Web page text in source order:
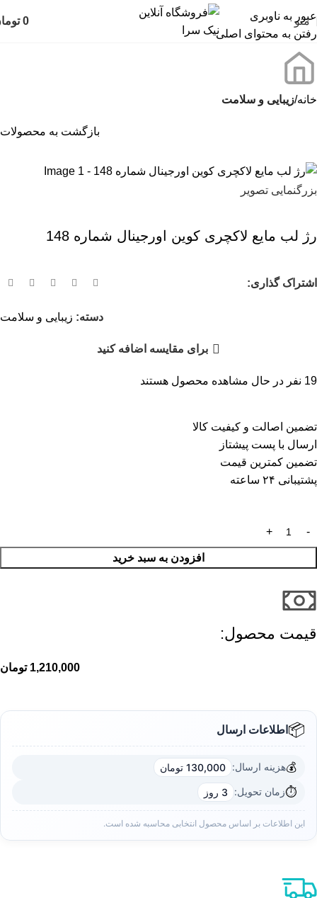
عبور به ناوبری
رفتن به محتوای اصلی
منو 0
خانه زیبایی و سلامت
بازگشت به محصولات
بزرگنمایی تصویر
رژ لب مایع لاکچری کوین اورجینال شماره 148
اشتراک گذاری:
دسته: زیبایی و سلامت
برای مقایسه اضافه کنید
19 نفر در حال مشاهده محصول هستند
تضمین اصالت و کیفیت کالا
ارسال با پست پیشتاز
تضمین کمترین قیمت
پشتیبانی ۲۴ ساعته
افزودن به سبد خرید
قیمت محصول:​
1,210,000 تومان
📦اطلاعات ارسال
💰هزینه ارسال: 130,000 تومان
⏱️زمان تحویل: 3 روز
این اطلاعات بر اساس محصول انتخابی محاسبه شده است.